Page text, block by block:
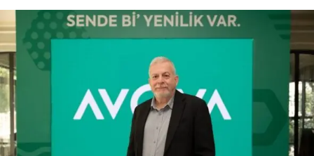
markası altında piyasaya ilk olarak NUDO kıvırcık erişte
sunulmuştur.
ANAHTAR KELIMELER: ERIŞ UN GIDA
Türk Havayolları ve Boeing uzun vadeli işbirliği
anlaşması imzaladı.
ÖNCEKI